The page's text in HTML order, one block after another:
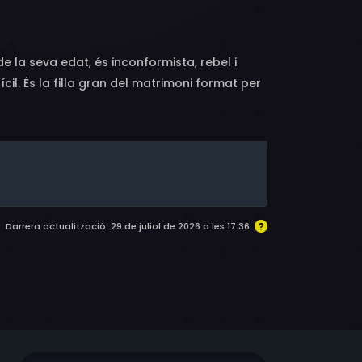
la seva edat, és inconformista, rebel i
És la filla gran del matrimoni format per
en una casa unifamiliar als afores de
mare; no s'entenen gaire i, per acabar-
La resposta dels pares és
que marxen per una reunió de treball
(VIQUIPÈDIA)
Darrera actualització: 29 de juliol de 2026 a les 17:36